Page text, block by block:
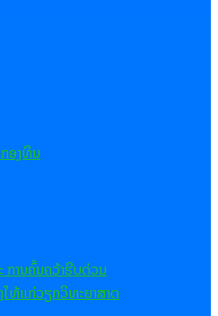
ອງທຶນ
ການຄົ້ນຄວ້າຮີບດ່ວນ
ໃຫ້ແກ່ວຽກວິທະຍາສາດ